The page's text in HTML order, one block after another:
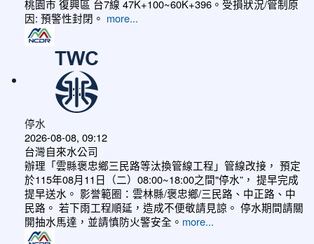
桃園市 復興區 台7線 47K+100~60K+396。受損狀況/管制原
因: 預警性封閉。 more...
停水
2026-08-08, 09:12
台灣自來水公司
辦理「雲縣褒忠鄉三民路等汰換管線工程」管線改接， 預定
於115年08月11日（二）08:00~18:00之間"停水”， 提早完成
提早送水。 影誉範圈：雲林縣/褒忠鄉/三民路、中正路、中
民路。 若下雨工程順延，造成不便敬請見諒。 停水期間請關
開抽水馬達，並請慎防火警安全。 more...